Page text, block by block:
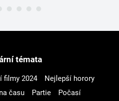
témata
filmy 2024
Nejlepší horory
času Partie
Počasí